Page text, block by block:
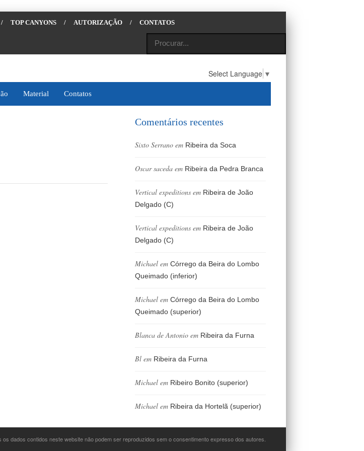
/ TOP CANYONS / AUTORIZAÇÃO / CONTATOS
Select Language ▼
Material Contatos
Comentários recentes
Sixto Serrano em Ribeira da Soca
Oscar saceda em Ribeira da Pedra Branca
Vertical expeditions em Ribeira de João
Delgado (C)
Vertical expeditions em Ribeira de João
Delgado (C)
Michael em Córrego da Beira do Lombo
Queimado (inferior)
Michael em Córrego da Beira do Lombo
Queimado (superior)
Blanca de Antonio em Ribeira da Furna
Bl em Ribeira da Furna
Michael em Ribeiro Bonito (superior)
Michael em Ribeira da Hortelã (superior)
dados contidos neste website não podem ser reproduzidos sem o consentimento expresso dos autores.